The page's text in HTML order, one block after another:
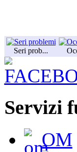
Seri prob...
Servizi
OM